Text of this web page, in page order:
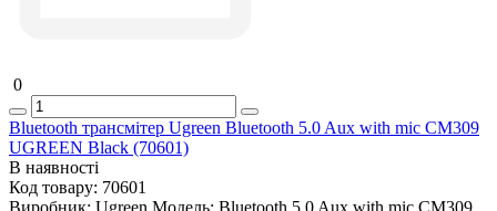
0
Bluetooth трансмітер Ugreen Bluetooth 5.0 Aux with mic CM309
UGREEN Black (70601)
В наявності
Код товару: 70601
Виробник: Ugreen Модель: Bluetooth 5.0 Aux with mic CM309